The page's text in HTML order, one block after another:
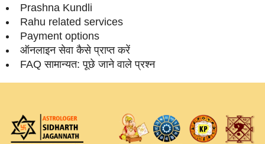
Prashna Kundli
Rahu related services
Payment options
ऑनलाइन सेवा कैसे प्राप्‍त करें
FAQ सामान्‍यत: पूछे जाने वाले प्रश्‍न